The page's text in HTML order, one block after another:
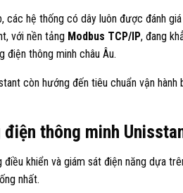
hệ thống có dây luôn được đánh
với nền tảng Modbus TCP/IP, đang
thông minh châu Âu.
còn hướng đến tiêu chuẩn vận
thông minh
điều khiển và giám sát điện năng dựa
nhất.